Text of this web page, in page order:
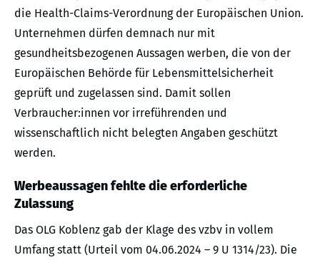
die Health-Claims-Verordnung der Europäischen Union.
Unternehmen dürfen demnach nur mit
gesundheitsbezogenen Aussagen werben, die von der
Europäischen Behörde für Lebensmittelsicherheit
geprüft und zugelassen sind. Damit sollen
Verbraucher:innen vor irreführenden und
wissenschaftlich nicht belegten Angaben geschützt
werden.
Werbeaussagen fehlte die erforderliche
Zulassung
Das OLG Koblenz gab der Klage des vzbv in vollem
Umfang statt (Urteil vom 04.06.2024 – 9 U 1314/23). Die